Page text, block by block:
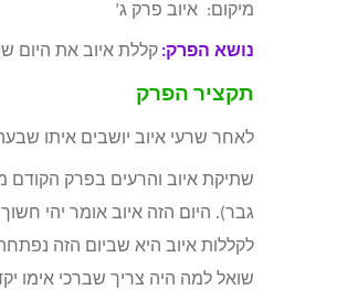
מיקום: איוב פרק ג’
נושא הפרק: קללת איוב את היום
תקציר הפרק
לאחר שרעי איוב יושבים איתו
שתיקת איוב והרעים בפרק הקודם
גבר). היום הזה איוב אומר יהי
לקללות איוב היא שביום הזה
שואל למה היה צריך שברכי אימו